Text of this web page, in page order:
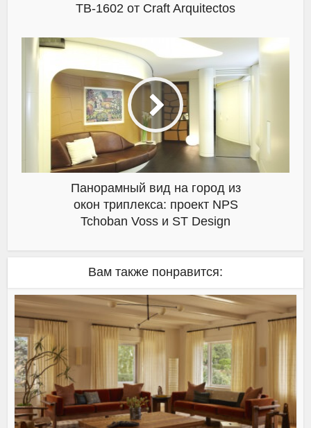
TB-1602 от Craft Arquitectos
Панорамный вид на город из
окон триплекса: проект NPS
Tchoban Voss и ST Design
Вам также понравится: